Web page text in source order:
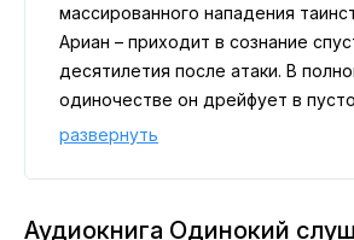
массированного нападения
Ариан – приходит в сознание
десятилетия после атаки. В
одиночестве он дрейфует в
заброшенном военном корабле
цели и поддержки, Андрей
развернуть
Аудиокнига Одинокий